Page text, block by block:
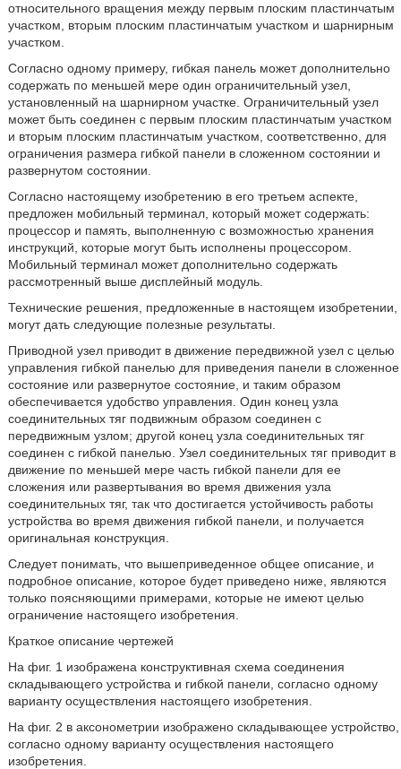
относительного вращения между первым плоским пластинчатым
участком, вторым плоским пластинчатым участком и шарнирным
участком.
Согласно одному примеру, гибкая панель может дополнительно
содержать по меньшей мере один ограничительный узел,
установленный на шарнирном участке. Ограничительный узел
может быть соединен с первым плоским пластинчатым участком
и вторым плоским пластинчатым участком, соответственно, для
ограничения размера гибкой панели в сложенном состоянии и
развернутом состоянии.
Согласно настоящему изобретению в его третьем аспекте,
предложен мобильный терминал, который может содержать:
процессор и память, выполненную с возможностью хранения
инструкций, которые могут быть исполнены процессором.
Мобильный терминал может дополнительно содержать
рассмотренный выше дисплейный модуль.
Технические решения, предложенные в настоящем изобретении,
могут дать следующие полезные результаты.
Приводной узел приводит в движение передвижной узел с целью
управления гибкой панелью для приведения панели в сложенное
состояние или развернутое состояние, и таким образом
обеспечивается удобство управления. Один конец узла
соединительных тяг подвижным образом соединен с
передвижным узлом; другой конец узла соединительных тяг
соединен с гибкой панелью. Узел соединительных тяг приводит в
движение по меньшей мере часть гибкой панели для ее
сложения или развертывания во время движения узла
соединительных тяг, так что достигается устойчивость работы
устройства во время движения гибкой панели, и получается
оригинальная конструкция.
Следует понимать, что вышеприведенное общее описание, и
подробное описание, которое будет приведено ниже, являются
только поясняющими примерами, которые не имеют целью
ограничение настоящего изобретения.
Краткое описание чертежей
На фиг. 1 изображена конструктивная схема соединения
складывающего устройства и гибкой панели, согласно одному
варианту осуществления настоящего изобретения.
На фиг. 2 в аксонометрии изображено складывающее устройство,
согласно одному варианту осуществления настоящего
изобретения.